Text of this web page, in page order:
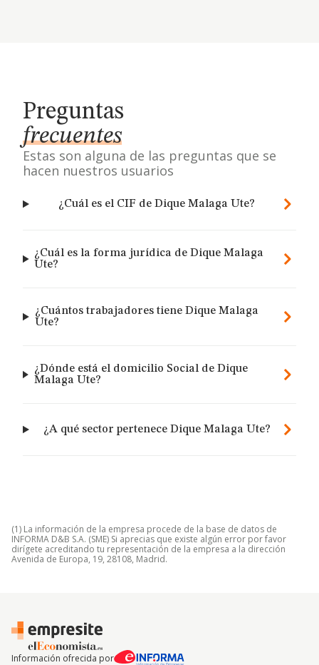
Preguntas
frecuentes
Estas son alguna de las preguntas que se
hacen nuestros usuarios
¿Cuál es el CIF de Dique Malaga Ute?
¿Cuál es la forma jurídica de Dique Malaga
Ute?
¿Cuántos trabajadores tiene Dique Malaga
Ute?
¿Dónde está el domicilio Social de Dique
Malaga Ute?
¿A qué sector pertenece Dique Malaga Ute?
(1) La información de la empresa procede de la base de datos de
INFORMA D&B S.A. (SME) Si aprecias que existe algún error por favor
dirígete acreditando tu representación de la empresa a la dirección
Avenida de Europa, 19, 28108, Madrid.
Información ofrecida por